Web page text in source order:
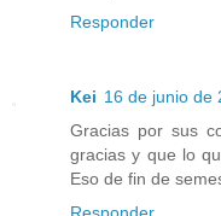
Responder
Kei 16 de junio de
Gracias por sus
gracias y que lo
Eso de fin de